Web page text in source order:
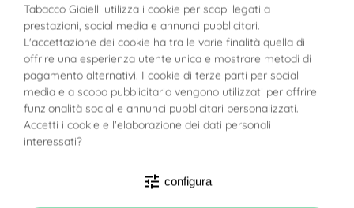
Riferimento
03941256
In magazzino
1 Articoli
SCHEDA TECNICA
Diamanti: 0.25ct
Tabacco Gioielli utilizza i cookie per scopi legati a
prestazioni, social media e annunci pubblicitari.
L'accettazione dei cookie ha tra le varie finalità quella di
offrire una esperienza utente unica e mostrare metodi di
pagamento alternativi. I cookie di terze parti per social
media e a scopo pubblicitario vengono utilizzati per offrire
funzionalità social e annunci pubblicitari personalizzati.
Accetti i cookie e l'elaborazione dei dati personali
interessati?
tune configura